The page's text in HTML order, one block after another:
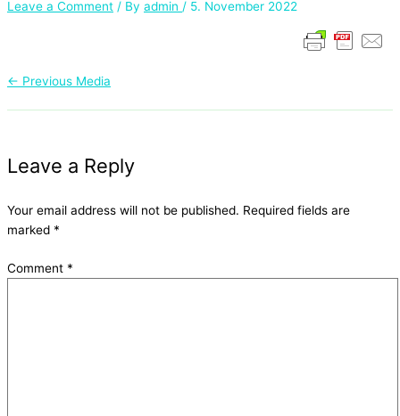
Leave a Comment / By admin / 5. November 2022
← Previous Media
Leave a Reply
Your email address will not be published. Required fields are
marked *
Comment *